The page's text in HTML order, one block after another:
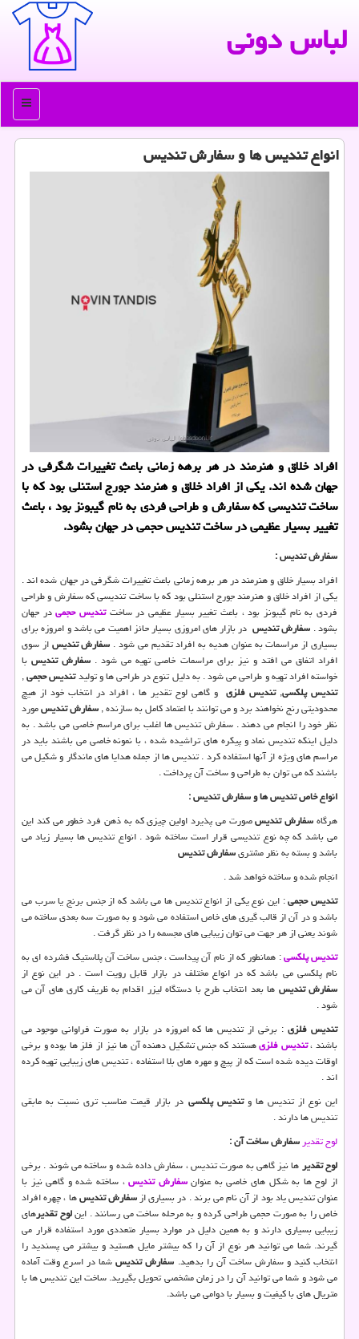
لباس دونی
منو
انواع تندیس ها و سفارش تندیس
افراد خلاق و هنرمند در هر برهه زمانی باعث تغییرات شگرفی در
جهان شده اند. یكی از افراد خلاق و هنرمند جورج استنلی بود كه با
ساخت تندیسی كه سفارش و طراحی فردی به نام گیبونز بود ، باعث
تغییر بسیار عظیمی در ساخت تندیس حجمی در جهان بشود.
سفارش تندیس :
افراد بسیار خلاق و هنرمند در هر برهه زمانی باعث تغییرات شگرفی در جهان شده اند .
یکی از افراد خلاق و هنرمند جورج استنلی بود که با ساخت تندیسی که سفارش و طراحی
فردی به نام گیبونز بود ، باعث تغییر بسیار عظیمی در ساختتندیس حجمی در جهان
بشود . سفارش تندیس در بازار های امروزی بسیار حائز اهمیت می باشد و امروزه برای
بسیاری از مراسمات به عنوان هدیه به افراد تقدیم می شود . سفارش تندیساز سوی
افراد اتفاق می افتد و نیز برای مراسمات خاصی تهیه می شود . سفارش تندیس با
خواسته افراد تهیه و طراحی می شود . به دلیل تنوع در طراحی ها و تولیدتندیس حجمی,
تندیس پلکسی,تندیس فلزی و گاهی لوح تقدیر ها ، افراد در انتخاب خود از هیچ
محدودیتی رنج نخواهند برد و می توانند با اعتماد کامل به سازنده ,سفارش تندیسمورد
نظر خود را انجام می دهند . سفارش تندیس ها اغلب برای مراسم خاصی می باشد . به
دلیل اینکه تندیس نماد و پیکره های تراشیده شده ، با نمونه خاصی می باشند باید در
مراسم های ویژه از آنها استفاده کرد . تندیس ها از جمله هدایا های ماندگار و شکیل می
باشند که می توان به طراحی و ساخت آن پرداخت .
انواع خاص تندیس ها و سفارش تندیس :
هرگاهسفارش تندیسصورت می پذیرد اولین چیزی که به ذهن فرد خطور می کند این
می باشد که چه نوع تندیسی قرار است ساخته شود . انواع تندیس ها بسیار زیاد می
باشد و بسته به نظر مشتریسفارش تندیس
انجام شده و ساخته خواهد شد .
تندیس حجمی: این نوع یکی از انواع تندیس ها می باشد که از جنس برنج یا سرب می
باشد و در آن از قالب گیری های خاص استفاده می شود و به صورت سه بعدی ساخته می
شوند یعنی از هر جهت می توان زیبایی های مجسمه را در نظر گرفت .
تندیس پلکسی: همانطور که از نام آن پیداست ، جنس ساخت آن پلاستیک فشرده ای به
نام پلکسی می باشد که در انواع مختلف در بازار قابل رویت است . در این نوع از
سفارش تندیس ها بعد انتخاب طرح با دستگاه لیزر اقدام به ظریف کاری های آن می
شود .
تندیس فلزی : برخی از تندیس ها که امروزه در بازار به صورت فراوانی موجود می
باشند ،تندیس فلزیهستند که جنس تشکیل دهنده آن ها نیز از فلز ها بوده و برخی
اوقات دیده شده است که از پیچ و مهره های بلا استفاده ، تندیس های زیبایی تهیه کرده
اند .
این نوع از تندیس ها وتندیس پلکسی در بازار قیمت مناسب تری نسبت به مابقی
تندیس ها دارند .
لوح تقدیرسفارش ساخت آن :
لوح تقدیرها نیز گاهی به صورت تندیس ، سفارش داده شده و ساخته می شوند . برخی
از لوح ها به شکل های خاصی به عنوانسفارش تندیس، ساخته شده و گاهی نیز با
عنوان تندیس یاد بود از آن نام می برند . در بسیاری ازسفارش تندیسها ، چهره افراد
خاص را به صورت حجمی طراحی کرده و به مرحله ساخت می رسانند . اینلوح تقدیرهای
زیبایی بسیاری دارند و به همین دلیل در موارد بسیار متعددی مورد استفاده قرار می
گیرند. شما می توانید هر نوع از آن را که بیشتر مایل هستید و بیشتر می پسندید را
انتخاب کنید و سفارش ساخت آن را بدهید. سفارش تندیسشما در اسرع وقت آماده
می شود و شما می توانید آن را در زمان مشخصی تحویل بگیرید. ساخت این تندیس ها با
متریال های با کیفیت و بسیار با دوامی می باشد.